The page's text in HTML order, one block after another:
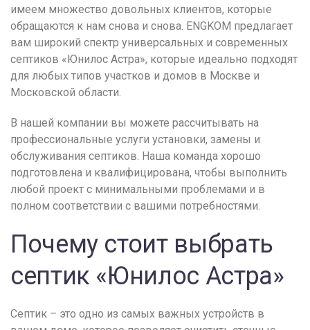
имеем множество довольных клиентов, которые
обращаются к нам снова и снова. ENGKOM предлагает
вам широкий спектр универсальных и современных
септиков «Юнилос Астра», которые идеально подходят
для любых типов участков и домов в Москве и
Московской области.
В нашей компании вы можете рассчитывать на
профессиональные услуги установки, замены и
обслуживания септиков. Наша команда хорошо
подготовлена и квалифицирована, чтобы выполнить
любой проект с минимальными проблемами и в
полном соответствии с вашими потребностями.
Почему стоит выбрать
септик «Юнилос Астра»
Септик – это одно из самых важных устройств в